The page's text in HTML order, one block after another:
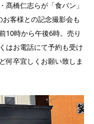
髙橋仁志らが「食パン」
客様との記念撮影会も
10時から午後6時。売り
はお電話にて予約も受け
何卒宜しくお願い致しま